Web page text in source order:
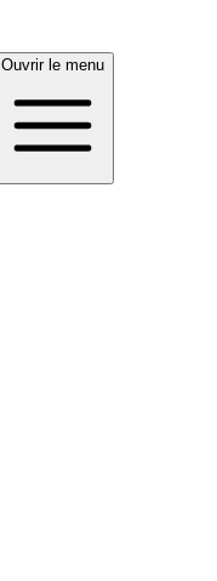
Ouvrir le menu